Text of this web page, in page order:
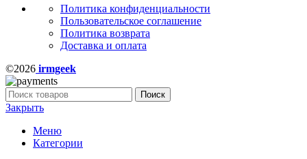
Политика конфиденциальности
Пользовательское соглашение
Политика возврата
Доставка и оплата
©2026 irmgeek
Поиск
Закрыть
Меню
Категории